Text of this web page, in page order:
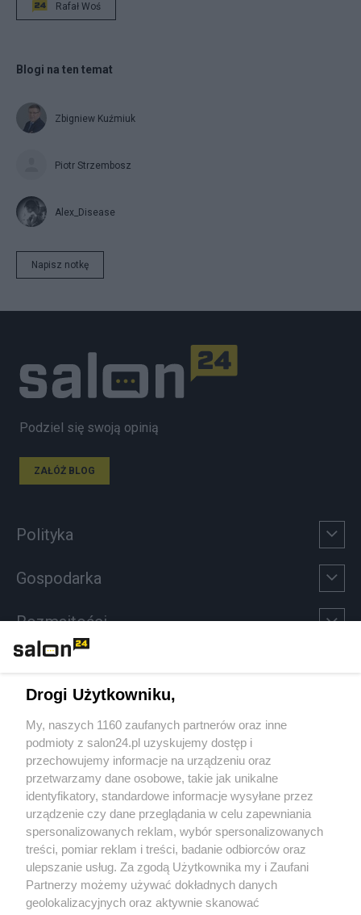
Rafał Woś
Blogi na ten temat
Zbigniew Kuźmiuk
Piotr Strzembosz
Alex_Disease
Napisz notkę
Podziel się swoją opinią
ZAŁÓŻ BLOG
Polityka
Gospodarka
Rozmaitości
Sport
Społeczeństwo
Kultura
X Facebook Instagram Youtube
Drogi Użytkowniku,
My, naszych 1160 zaufanych partnerów oraz inne
podmioty z salon24.pl uzyskujemy dostęp i
przechowujemy informacje na urządzeniu oraz
przetwarzamy dane osobowe, takie jak unikalne
identyfikatory, standardowe informacje wysyłane przez
urządzenie czy dane przeglądania w celu zapewniania
spersonalizowanych reklam, wybór spersonalizowanych
treści, pomiar reklam i treści, badanie odbiorców oraz
ulepszanie usług. Za zgodą Użytkownika my i Zaufani
Partnerzy możemy używać dokładnych danych
geolokalizacyjnych oraz aktywnie skanować